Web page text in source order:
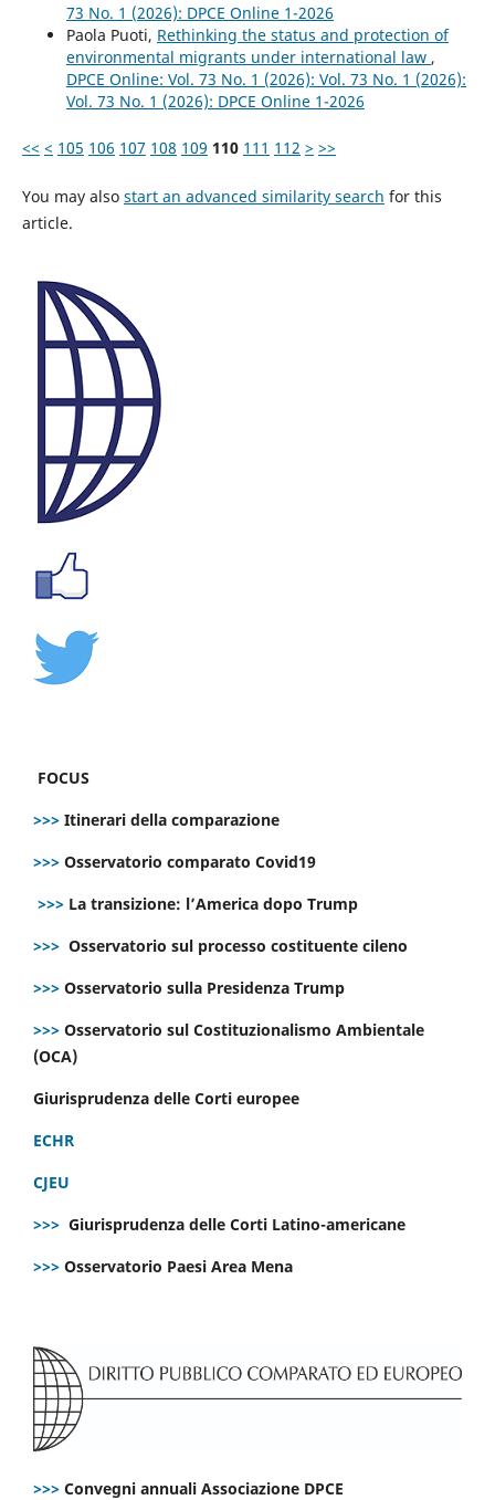
73 No. 1 (2026): DPCE Online 1-2026
Paola Puoti, Rethinking the status and protection of
environmental migrants under international law ,
DPCE Online: Vol. 73 No. 1 (2026): Vol. 73 No. 1 (2026):
Vol. 73 No. 1 (2026): DPCE Online 1-2026
<< < 105 106 107 108 109 110 111 112 > >>
You may also start an advanced similarity search for this
article.
FOCUS
>>> Itinerari della comparazione
>>> Osservatorio comparato Covid19
>>> La transizione: l’America dopo Trump
>>> Osservatorio sul processo costituente cileno
>>> Osservatorio sulla Presidenza Trump
>>> Osservatorio sul Costituzionalismo Ambientale
(OCA)
Giurisprudenza delle Corti europee
ECHR
CJEU
>>> Giurisprudenza delle Corti Latino-americane
>>> Osservatorio Paesi Area Mena
>>> Convegni annuali Associazione DPCE